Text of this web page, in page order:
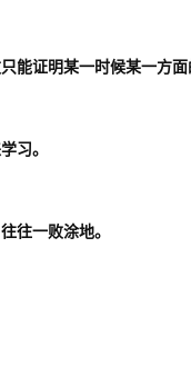
能证明某一时候某一方面
习。
往一败涂地。